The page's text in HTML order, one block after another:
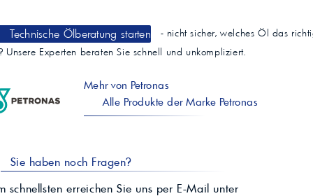
Technische Ölberatung starten
- nicht sicher, welches Öl das
Unsere Experten beraten Sie schnell und unkompliziert.
Mehr von Petronas
Alle Produkte der Marke Petronas
Sie haben noch Fragen?
schnellsten erreichen Sie uns per E-Mail unter